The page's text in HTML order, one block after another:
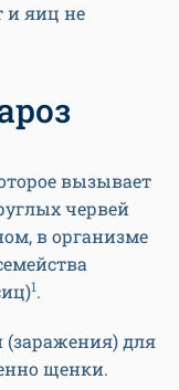
и яиц не
вызывает
червей
в организме
1.
для
щенки.